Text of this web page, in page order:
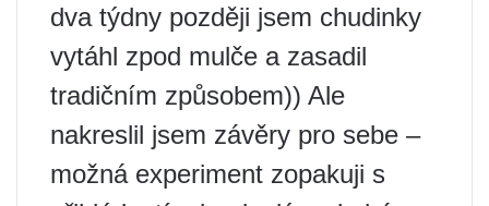
dva týdny později jsem chudinky
vytáhl zpod mulče a zasadil
tradičním způsobem)) Ale
nakreslil jsem závěry pro sebe –
možná experiment zopakuji s